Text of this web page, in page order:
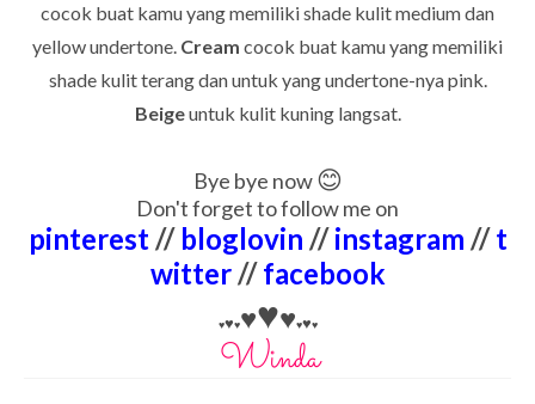
cocok buat kamu yang memiliki shade kulit medium dan
yellow undertone. Cream cocok buat kamu yang memiliki
shade kulit terang dan untuk yang undertone-nya pink.
Beigeuntuk kulit kuning langsat.
Bye bye now😊
Don't forget to follow me on
pinterest// bloglovin //instagram //t
witter//facebook
♥♥♥♥♥♥♥♥♥